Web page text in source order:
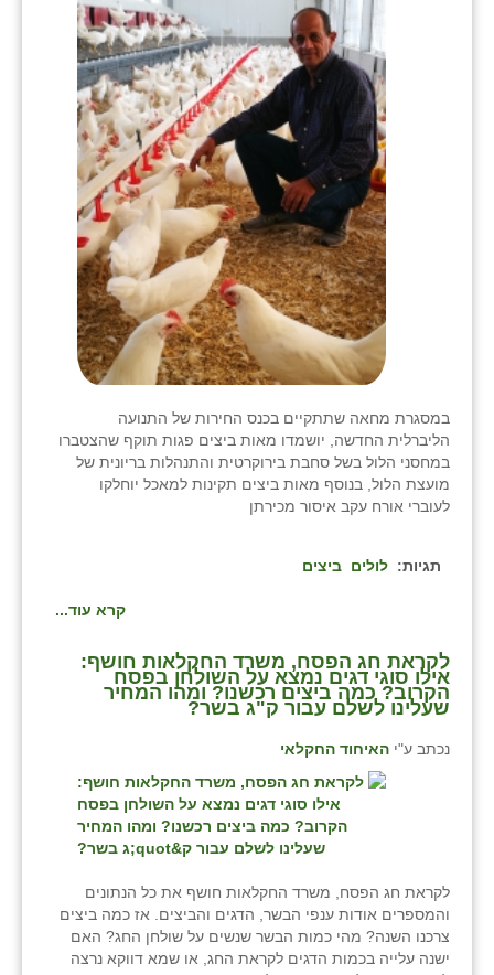
במסגרת מחאה שתתקיים בכנס החירות של התנועה
הליברלית החדשה, יושמדו מאות ביצים פגות תוקף שהצטברו
במחסני הלול בשל סחבת בירוקרטית והתנהלות בריונית של
מועצת הלול, בנוסף מאות ביצים תקינות למאכל יוחלקו
לעוברי אורח עקב איסור מכירתן
תגיות: לולים ביצים
קרא עוד...
לקראת חג הפסח, משרד החקלאות חושף:
אילו סוגי דגים נמצא על השולחן בפסח
הקרוב? כמה ביצים רכשנו? ומהו המחיר
שעלינו לשלם עבור ק"ג בשר?
נכתב ע"י האיחוד החקלאי
לקראת חג הפסח, משרד החקלאות חושף את כל הנתונים
והמספרים אודות ענפי הבשר, הדגים והביצים. אז כמה ביצים
צרכנו השנה? מהי כמות הבשר שנשים על שולחן החג? האם
ישנה עלייה בכמות הדגים לקראת החג, או שמא דווקא נרצה